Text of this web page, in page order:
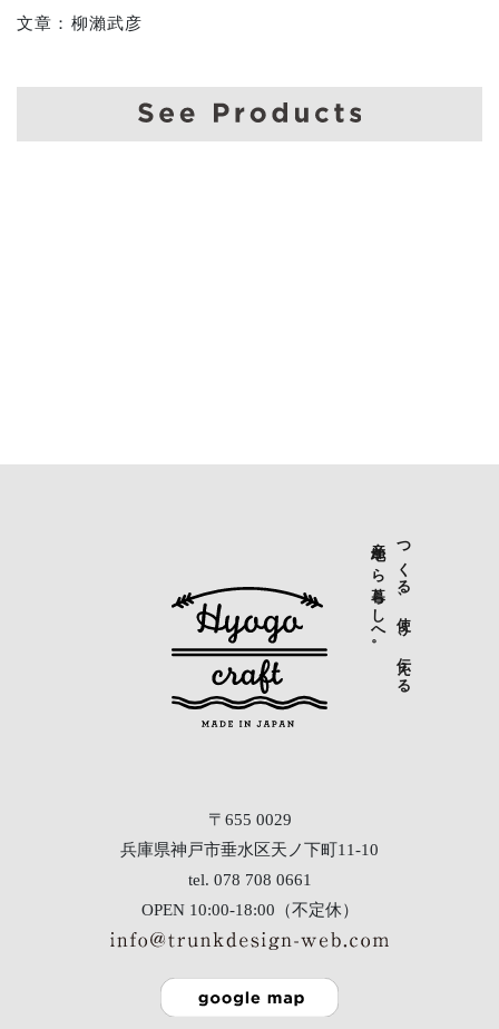
文章：柳瀨武彦
つくる、使う、伝える
産地から暮らしへ。
〒655 0029
兵庫県神戸市垂水区天ノ下町11-10
tel. 078 708 0661
OPEN 10:00-18:00（不定休）